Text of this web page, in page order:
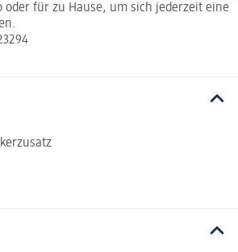
für zu Hause, um sich jederzeit eine